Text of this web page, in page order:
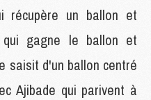
récupère un ballon et
gagne le ballon et
saisit d'un ballon centré
Ajibade qui parivent à